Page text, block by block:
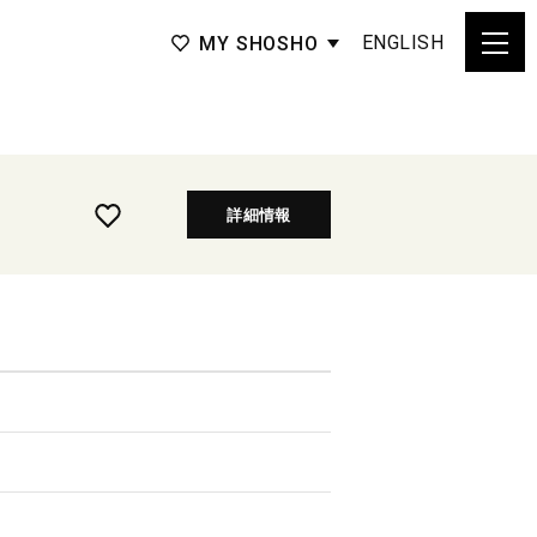
MY SHOSHO ENGLISH
詳細情報